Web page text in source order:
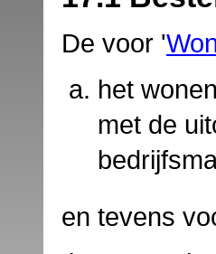
De voor '
het
met de
en tevens